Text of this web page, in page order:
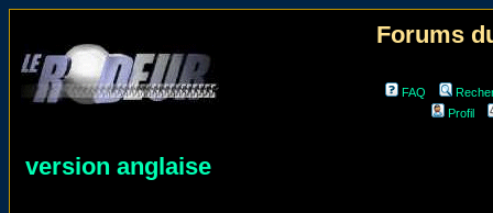
Forums
FAQ
Profil
version anglaise